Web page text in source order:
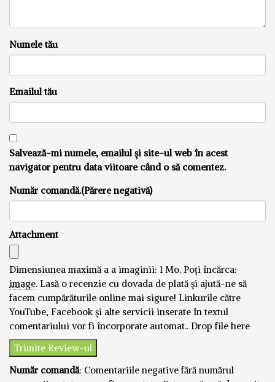
Numele tău
Emailul tău
Salvează-mi numele, emailul și site-ul web în acest
navigator pentru data viitoare când o să comentez.
Număr comandă.(Părere negativă)
Attachment
Dimensiunea maximă a a imaginii: 1 Mo. Poți încărca:
image. Lasă o recenzie cu dovada de plată și ajută-ne să
facem cumpărăturile online mai sigure! Linkurile către
YouTube, Facebook și alte servicii inserate în textul
comentariului vor fi încorporate automat.. Drop file here
Număr comandă: Comentariile negative fără numărul